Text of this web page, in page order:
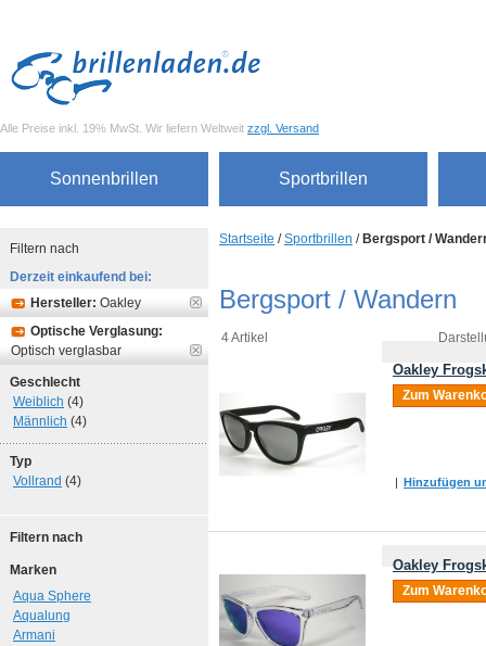
Alle Preise inkl. 19% MwSt. Wir liefern Weltweit zzgl. Versand
Sonnenbrillen Sportbrillen
Startseite /Sportbrillen / Bergsport /
Bergsport / Wandern
4 Artikel
Oakley
Zum
| Hinzufügen
Oakley
Zum
Filtern nach
Derzeit einkaufend bei:
Hersteller: Oakley
Optische Verglasung:
Optisch verglasbar
Geschlecht
Weiblich (4)
Männlich (4)
Typ
Vollrand (4)
Filtern nach
Marken
Aqua Sphere
Aqualung
Armani